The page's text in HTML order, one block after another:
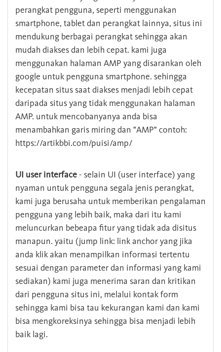
perangkat pengguna, seperti menggunakan
smartphone, tablet dan perangkat lainnya, situs ini
mendukung berbagai perangkat sehingga akan
mudah diakses dan lebih cepat. kami juga
menggunakan halaman AMP yang disarankan oleh
google untuk pengguna smartphone. sehingga
kecepatan situs saat diakses menjadi lebih cepat
daripada situs yang tidak menggunakan halaman
AMP. untuk mencobanyanya anda bisa
menambahkan garis miring dan "AMP" contoh:
https://artikbbi.com/puisi/amp/
UI user interface - selain UI (user interface) yang
nyaman untuk pengguna segala jenis perangkat,
kami juga berusaha untuk memberikan pengalaman
pengguna yang lebih baik, maka dari itu kami
meluncurkan bebeapa fitur yang tidak ada disitus
manapun. yaitu (jump link: link anchor yang jika
anda klik akan menampilkan informasi tertentu
sesuai dengan parameter dan informasi yang kami
sediakan) kami juga menerima saran dan kritikan
dari pengguna situs ini, melalui kontak form
sehingga kami bisa tau kekurangan kami dan kami
bisa mengkoreksinya sehingga bisa menjadi lebih
baik lagi.